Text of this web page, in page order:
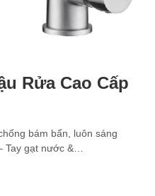
Rửa Cao Cấp
bám bẩn, luôn sáng
Tay gạt nước &…